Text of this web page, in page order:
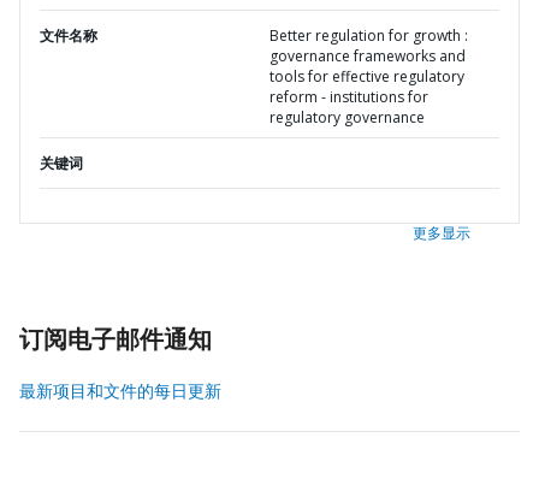
文件名称
Better regulation for growth :
governance frameworks and
tools for effective regulatory
reform - institutions for
regulatory governance
关键词
更多显示
订阅电子邮件通知
最新项目和文件的每日更新